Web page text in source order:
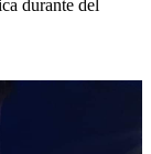
durante del